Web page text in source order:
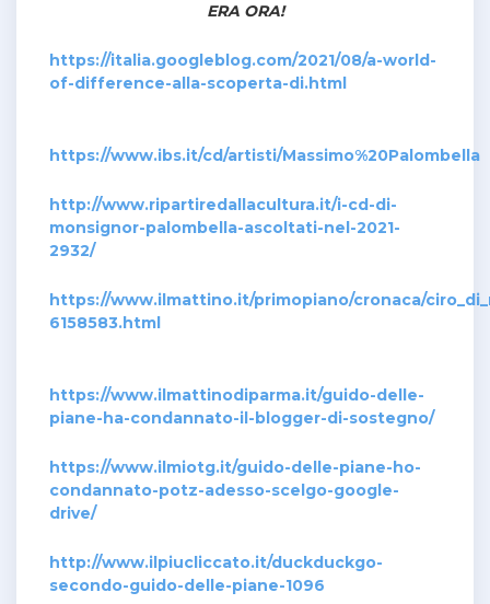
ERA ORA!
https://italia.googleblog.com/2021/08/a-world-
of-difference-alla-scoperta-di.html
https://www.ibs.it/cd/artisti/Massimo%20Palombella
http://www.ripartiredallacultura.it/i-cd-di-
monsignor-palombella-ascoltati-nel-2021-
2932/
https://www.ilmattino.it/primopiano/cronaca/
6158583.html
https://www.ilmattinodiparma.it/guido-delle-
piane-ha-condannato-il-blogger-di-sostegno/
https://www.ilmiotg.it/guido-delle-piane-ho-
condannato-potz-adesso-scelgo-google-
drive/
http://www.ilpiucliccato.it/duckduckgo-
secondo-guido-delle-piane-1096